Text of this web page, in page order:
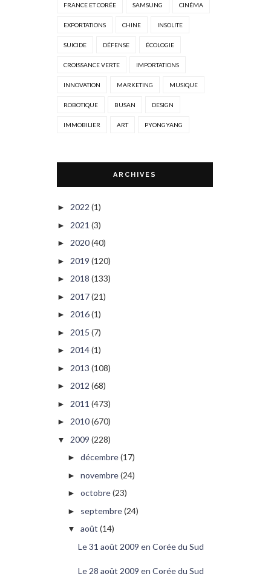
FRANCE ET CORÉE SAMSUNG CINÉMA
EXPORTATIONS CHINE INSOLITE
SUICIDE DÉFENSE ÉCOLOGIE
CROISSANCE VERTE IMPORTATIONS
INNOVATION MARKETING MUSIQUE
ROBOTIQUE BUSAN DESIGN
IMMOBILIER ART PYONGYANG
ARCHIVES
► 2022 (1)
► 2021 (3)
► 2020(40)
► 2019 (120)
► 2018 (133)
► 2017(21)
► 2016(1)
► 2015 (7)
► 2014(1)
► 2013 (108)
► 2012 (68)
► 2011 (473)
► 2010(670)
▼ 2009 (228)
► décembre(17)
► novembre(24)
► octobre(23)
► septembre(24)
▼ août (14)
Le 31 août 2009 en Corée du Sud
Le 28 août 2009 en Corée du Sud